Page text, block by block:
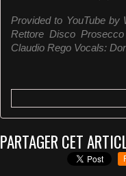
Provided to YouTube
Rettore Disco
Claudio Rego Vocals:
PARTAGER CET